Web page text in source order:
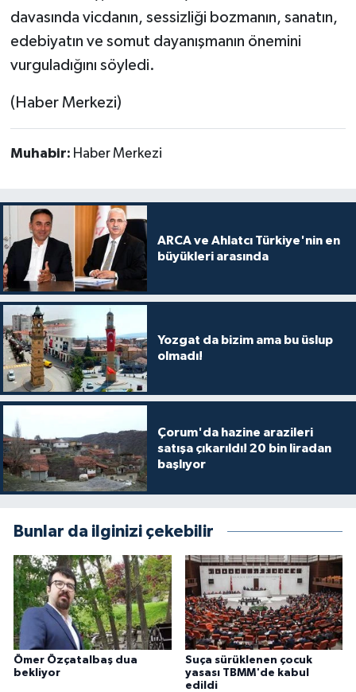
davasında vicdanın, sessizliği bozmanın, sanatın,
edebiyatın ve somut dayanışmanın önemini
vurguladığını söyledi.
(Haber Merkezi)
Muhabir: Haber Merkezi
ARCA ve Ahlatcı Türkiye'nin en
büyükleri arasında
Yozgat da bizim ama bu üslup
olmadı!
Çorum'da hazine arazileri
satışa çıkarıldı! 20 bin liradan
başlıyor
Bunlar da ilginizi çekebilir
Ömer Özçatalbaş dua
bekliyor
Suça sürüklenen çocuk
yasası TBMM'de kabul
edildi